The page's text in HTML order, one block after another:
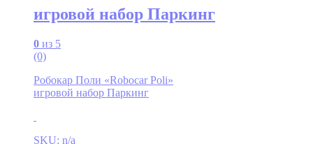
игровой набор Паркинг
0 из 5
(0)
Робокар Поли «Robocar Poli»
игровой набор Паркинг
SKU: n/a